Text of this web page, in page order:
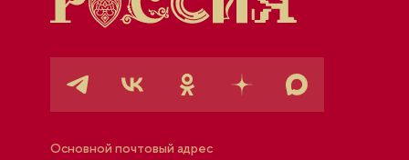
Основной почтовый адрес